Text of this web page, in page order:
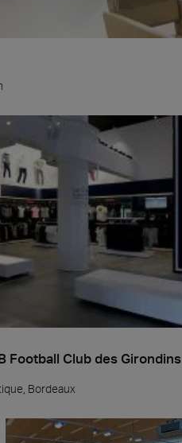
Football Club des Girondins
Bordeaux